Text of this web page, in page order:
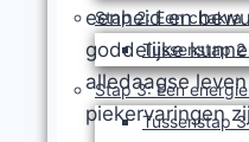
Stap 2: Een chakra
Tussenstap
Stap 3: Een
Tussenstap
eenheid en
goddelijke
alledaagse
piekervaringen